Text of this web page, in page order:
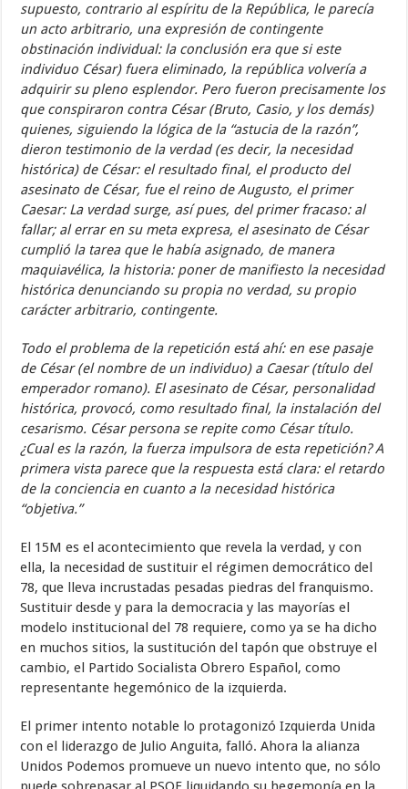
supuesto, contrario al espíritu de la República, le parecía
un acto arbitrario, una expresión de contingente
obstinación individual: la conclusión era que si este
individuo César) fuera eliminado, la república volvería a
adquirir su pleno esplendor. Pero fueron precisamente los
que conspiraron contra César (Bruto, Casio, y los demás)
quienes, siguiendo la lógica de la “astucia de la razón”,
dieron testimonio de la verdad (es decir, la necesidad
histórica) de César: el resultado final, el producto del
asesinato de César, fue el reino de Augusto, el primer
Caesar: La verdad surge, así pues, del primer fracaso: al
fallar; al errar en su meta expresa, el asesinato de César
cumplió la tarea que le había asignado, de manera
maquiavélica, la historia: poner de manifiesto la necesidad
histórica denunciando su propia no verdad, su propio
carácter arbitrario, contingente.
Todo el problema de la repetición está ahí: en ese pasaje
de César (el nombre de un individuo) a Caesar (título del
emperador romano). El asesinato de César, personalidad
histórica, provocó, como resultado final, la instalación del
cesarismo. César persona se repite como César título.
¿Cual es la razón, la fuerza impulsora de esta repetición? A
primera vista parece que la respuesta está clara: el retardo
de la conciencia en cuanto a la necesidad histórica
“objetiva.”
El 15M es el acontecimiento que revela la verdad, y con
ella, la necesidad de sustituir el régimen democrático del
78, que lleva incrustadas pesadas piedras del franquismo.
Sustituir desde y para la democracia y las mayorías el
modelo institucional del 78 requiere, como ya se ha dicho
en muchos sitios, la sustitución del tapón que obstruye el
cambio, el Partido Socialista Obrero Español, como
representante hegemónico de la izquierda.
El primer intento notable lo protagonizó Izquierda Unida
con el liderazgo de Julio Anguita, falló. Ahora la alianza
Unidos Podemos promueve un nuevo intento que, no sólo